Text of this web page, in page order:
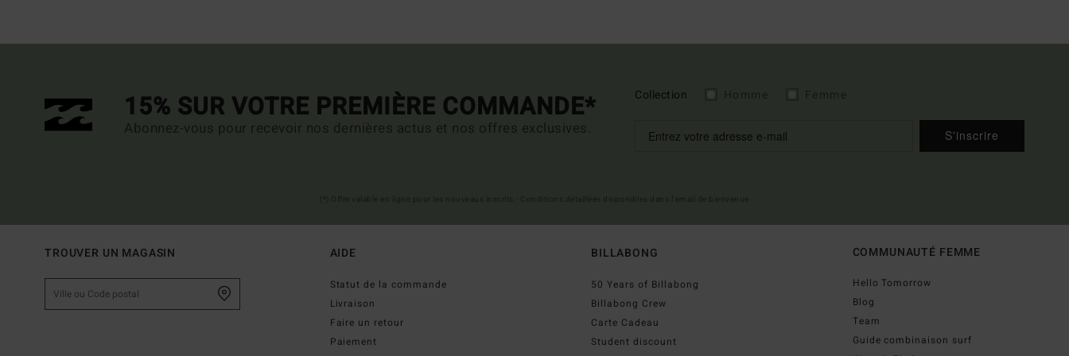
15% SUR VOTRE PREMIÈRE COMMANDE*
Abonnez-vous pour recevoir nos dernières actus et nos offres exclusives.
Collection
S'inscrire
TROUVER UN MAGASIN AIDE
Statut de la commande
Livraison
Faire un retour
Paiement
BILLABONG
50 Years of Billabong
Billabong Crew
Carte Cadeau
Student discount
COMMUNAUTÉ FEMME
Hello Tomorrow
Blog
Team
Guide combinaison surf